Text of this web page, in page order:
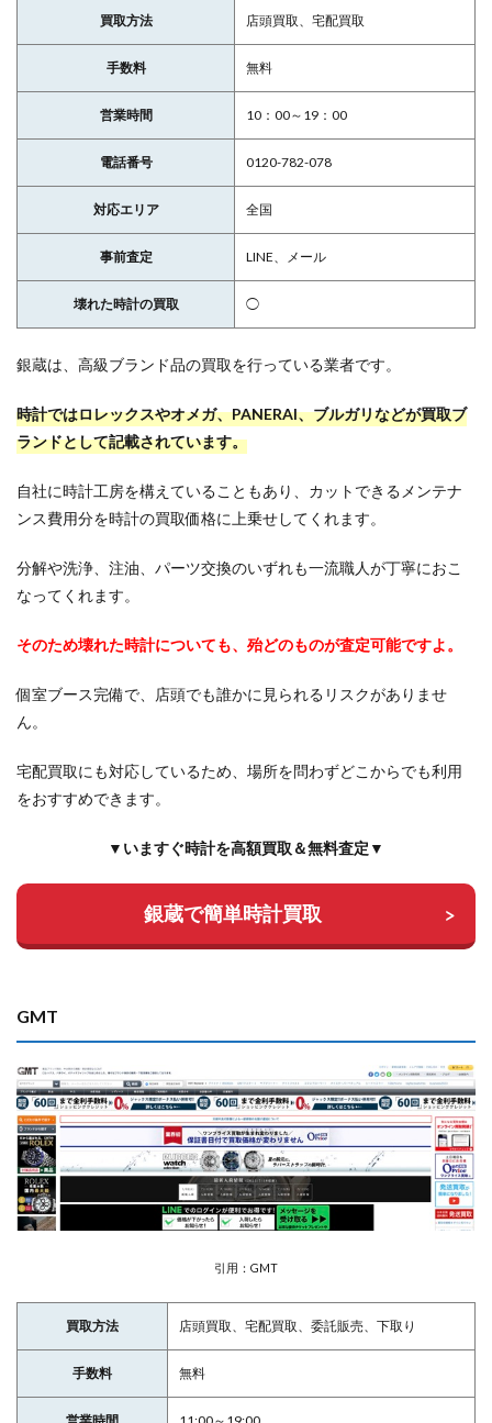
買取方法 店頭買取、宅配買取
手数料 無料
営業時間 10：00～19：00
電話番号 0120-782-078
対応エリア 全国
事前査定 LINE、メール
壊れた時計の買取 ◯
銀蔵は、高級ブランド品の買取を行っている業者です。
時計ではロレックスやオメガ、PANERAI、ブルガリなどが買取ブ
ランドとして記載されています。
自社に時計工房を構えていることもあり、カットできるメンテナ
ンス費用分を時計の買取価格に上乗せしてくれます。
分解や洗浄、注油、パーツ交換のいずれも一流職人が丁寧におこ
なってくれます。
そのため壊れた時計についても、殆どのものが査定可能ですよ。
個室ブース完備で、店頭でも誰かに見られるリスクがありませ
ん。
宅配買取にも対応しているため、場所を問わずどこからでも利用
をおすすめできます。
▼いますぐ時計を高額買取＆無料査定▼
銀蔵で簡単時計買取
GMT
引用：GMT
買取方法 店頭買取、宅配買取、委託販売、下取り
手数料 無料